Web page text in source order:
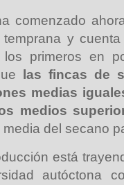
comenzado
y
primeros en
las fincas de
medias
medios
del secano
está
autóctona